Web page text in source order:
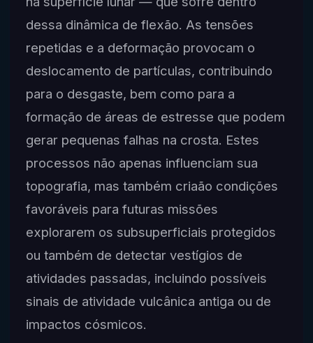
dessa dinâmica de flexão. As tensões
repetidas e a deformação provocam o
deslocamento de partículas, contribuindo
para o desgaste, bem como para a
formação de áreas de estresse que podem
gerar pequenas falhas na crosta. Estes
processos não apenas influenciam sua
topografia, mas também criaão condições
favoráveis para futuras missões
explorarem os subsuperficiais protegidos
ou também de detectar vestígios de
atividades passadas, incluindo possíveis
sinais de atividade vulcânica antiga ou de
impactos cósmicos.